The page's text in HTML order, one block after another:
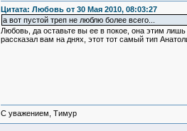
Цитата: Любовь от 30 Мая 2010, 08:03:27
а вот пустой треп не люблю более всего...
Любовь, да оставьте вы ее в покое, она этим
рассказал вам на днях, этот тот самый тип
С уважением, Тимур